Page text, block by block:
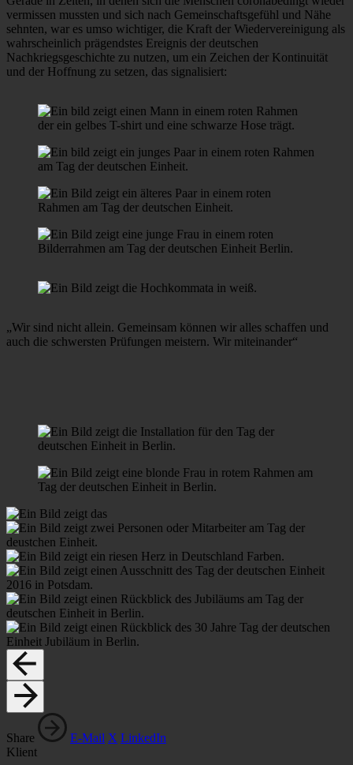
vermissen mussten und sich nach Gemeinschaftsgefühl und Nähe
sehnten, war es umso wichtiger, die Kraft der Wiedervereinigung als
wahrscheinlich prägendstes Ereignis der deutschen
Nachkriegsgeschichte zu nutzen, um ein Zeichen der Kontinuität
und der Hoffnung zu setzen, das signalisiert:
„Wir sind nicht allein. Gemeinsam können wir alles schaffen und
auch die schwersten Prüfungen meistern. Wir miteinander“
Share E-Mail X LinkedIn
Klient